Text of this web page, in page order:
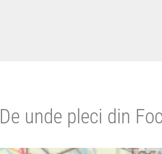
De unde pleci din